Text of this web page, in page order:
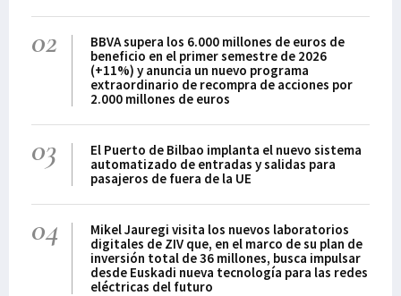
02
BBVA supera los 6.000 millones de euros de
beneficio en el primer semestre de 2026
(+11%) y anuncia un nuevo programa
extraordinario de recompra de acciones por
2.000 millones de euros
03
El Puerto de Bilbao implanta el nuevo sistema
automatizado de entradas y salidas para
pasajeros de fuera de la UE
04
Mikel Jauregi visita los nuevos laboratorios
digitales de ZIV que, en el marco de su plan de
inversión total de 36 millones, busca impulsar
desde Euskadi nueva tecnología para las redes
eléctricas del futuro